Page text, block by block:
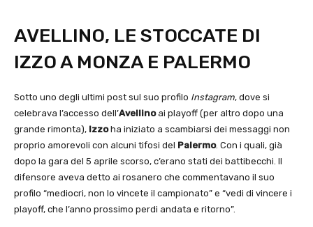
AVELLINO, LE STOCCATE DI
IZZO A MONZA E PALERMO
Sotto uno degli ultimi post sul suo profilo Instagram, dove si
celebrava l’accesso dell’Avellinoai playoff (per altro dopo una
grande rimonta), Izzoha iniziato a scambiarsi dei messaggi non
proprio amorevoli con alcuni tifosi del Palermo. Con i quali, già
dopo la gara del 5 aprile scorso, c’erano stati dei battibecchi. Il
difensore aveva detto ai rosanero che commentavano il suo
profilo “mediocri, non lo vincete il campionato” e “vedi di vincere i
playoff, che l’anno prossimo perdi andata e ritorno”.